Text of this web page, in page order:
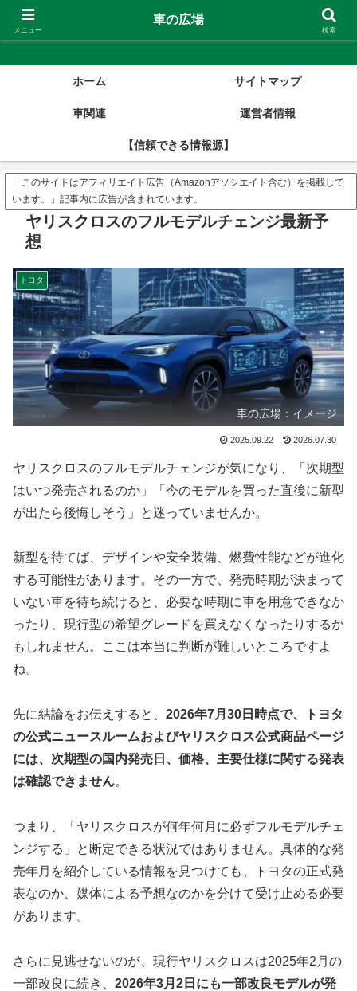
車の広場
ホーム サイトマップ
車関連 運営者情報
【信頼できる情報源】
「このサイトはアフィリエイト広告（Amazonアソシエイト含む）を掲載して
います。」記事内に広告が含まれています。
ヤリスクロスのフルモデルチェンジ最新予
想
トヨタ
車の広場：イメージ
2025.09.22 2026.07.30
ヤリスクロスのフルモデルチェンジが気になり、「次期型
はいつ発売されるのか」「今のモデルを買った直後に新型
が出たら後悔しそう」と迷っていませんか。
新型を待てば、デザインや安全装備、燃費性能などが進化
する可能性があります。その一方で、発売時期が決まって
いない車を待ち続けると、必要な時期に車を用意できなか
ったり、現行型の希望グレードを買えなくなったりするか
もしれません。ここは本当に判断が難しいところですよ
ね。
先に結論をお伝えすると、 2026年7月30日時点で、トヨタ
の公式ニュースルームおよびヤリスクロス公式商品ページ
には、次期型の国内発売日、価格、主要仕様に関する発表
は確認できません。
つまり、「ヤリスクロスが何年何月に必ずフルモデルチェ
ンジする」と断定できる状況ではありません。具体的な発
売年月を紹介している情報を見つけても、トヨタの正式発
表なのか、媒体による予想なのかを分けて受け止める必要
があります。
さらに見逃せないのが、現行ヤリスクロスは2025年2月の
一部改良に続き、 2026年3月2日にも一部改良モデルが発
メニュー
車の広場
検索